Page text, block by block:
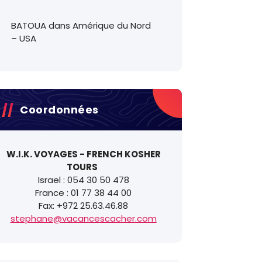
BATOUAdansAmérique du Nord
– USA
Coordonnées
W.I.K. VOYAGES - FRENCH KOSHER
TOURS
Israel : 054 30 50 478
France : 01 77 38 44 00
Fax: +972 25.63.46.88
stephane@vacancescacher.com
Nom:*